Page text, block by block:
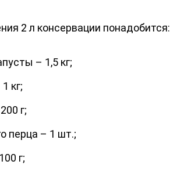
2 л консервации понадобится:
– 1,5 кг;
кг;
г;
перца – 1 шт.;
г;